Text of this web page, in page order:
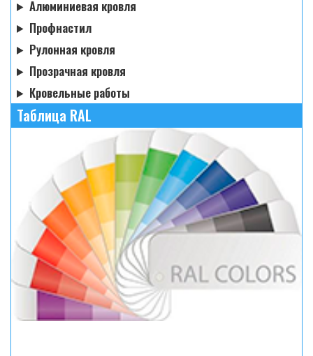
Алюминиевая кровля
Профнастил
Рулонная кровля
Прозрачная кровля
Кровельные работы
Таблица RAL